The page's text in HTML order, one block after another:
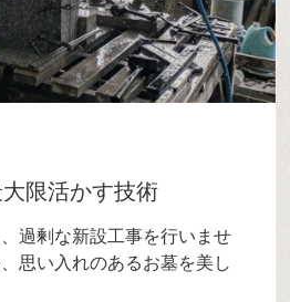
限活かす技術
過剰な新設工事を行いませ
思い入れのあるお墓を美し